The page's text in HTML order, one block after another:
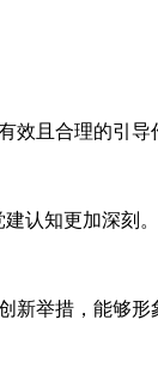
效且合理的引导
认知更加深刻。
新举措，能够形